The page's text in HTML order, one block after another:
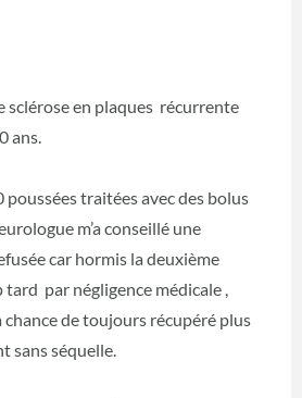
sclérose en plaques récurrente
ans.
poussées traitées avec des bolus
m’a conseillé une
car hormis la deuxième
par négligence médicale ,
chance de toujours récupéré plus
sans séquelle.